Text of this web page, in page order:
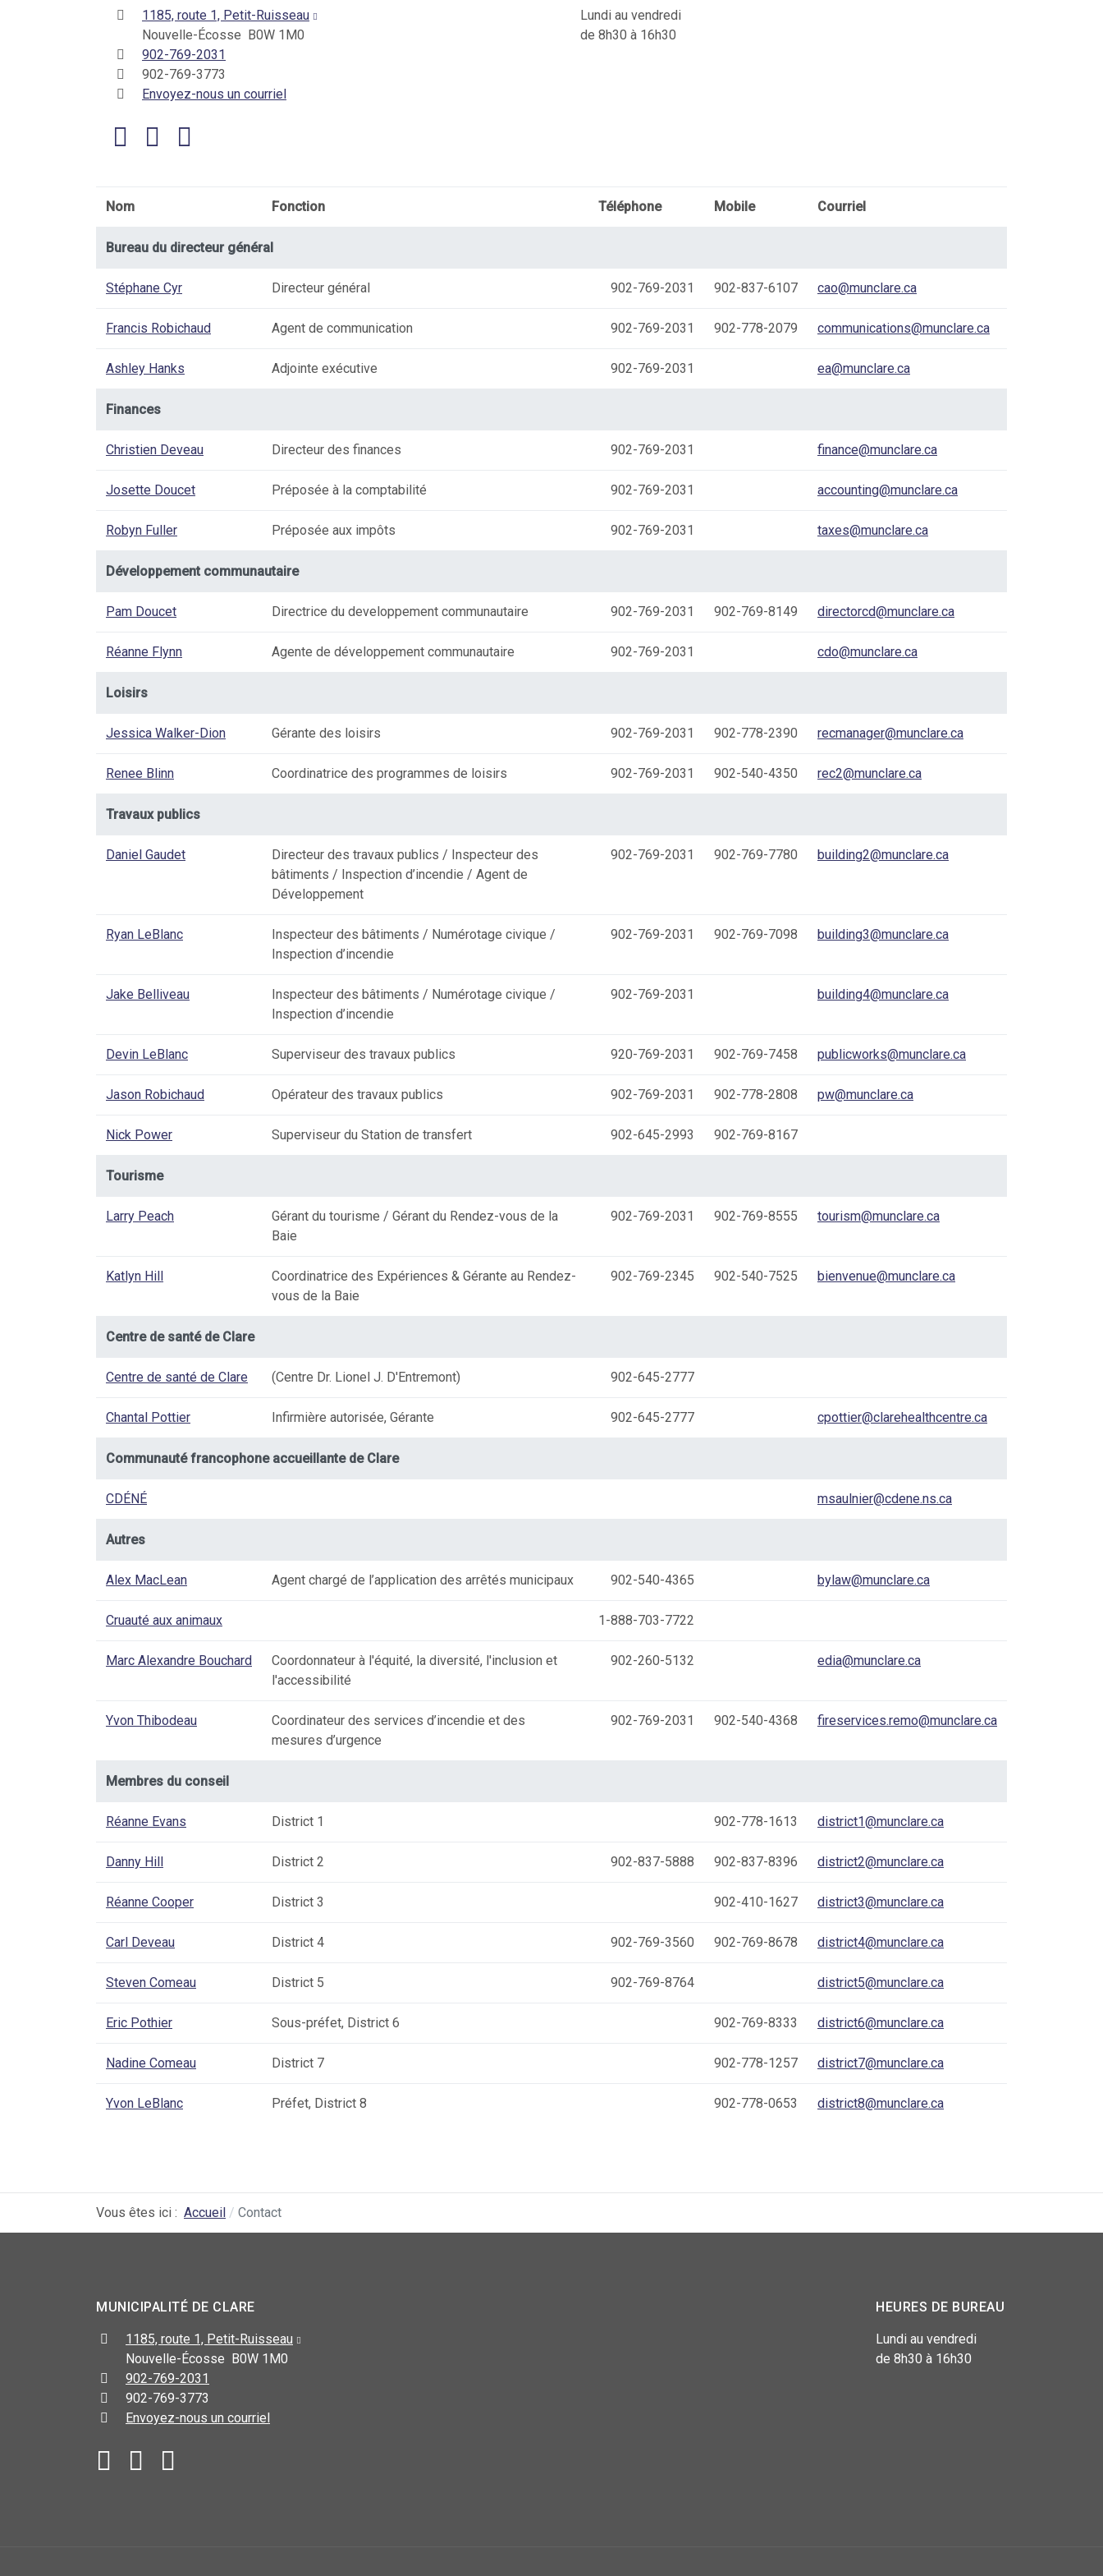
1185, route 1, Petit-Ruisseau
Nouvelle-Écosse B0W 1M0
902-769-2031
902-769-3773
Envoyez-nous un courriel
Lundi au vendredi
de 8h30 à 16h30
Nom Fonction Téléphone Mobile Courriel
Bureau du directeur général
Stéphane Cyr Directeur général 902-769-2031 902-837-6107 cao@munclare.ca
Francis Robichaud Agent de communication 902-769-2031 902-778-2079 communications@munclare.ca
Ashley Hanks Adjointe exécutive 902-769-2031 ea@munclare.ca
Finances
Christien Deveau Directeur des finances 902-769-2031 finance@munclare.ca
Josette Doucet Préposée à la comptabilité 902-769-2031 accounting@munclare.ca
Robyn Fuller Préposée aux impôts 902-769-2031 taxes@munclare.ca
Développement communautaire
Pam Doucet Directrice du developpement communautaire 902-769-2031 902-769-8149 directorcd@munclare.ca
Réanne Flynn Agente de développement communautaire 902-769-2031 cdo@munclare.ca
Loisirs
Jessica Walker-Dion Gérante des loisirs 902-769-2031 902-778-2390 recmanager@munclare.ca
Renee Blinn Coordinatrice des programmes de loisirs 902-769-2031 902-540-4350 rec2@munclare.ca
Travaux publics
Daniel Gaudet
Directeur des travaux publics / Inspecteur des
bâtiments / Inspection d’incendie / Agent de
Développement
902-769-2031 902-769-7780 building2@munclare.ca
Ryan LeBlanc
Inspecteur des bâtiments / Numérotage civique /
Inspection d’incendie
902-769-2031 902-769-7098 building3@munclare.ca
Jake Belliveau
Inspecteur des bâtiments / Numérotage civique /
Inspection d’incendie
902-769-2031 building4@munclare.ca
Devin LeBlanc Superviseur des travaux publics 920-769-2031 902-769-7458 publicworks@munclare.ca
Jason Robichaud Opérateur des travaux publics 902-769-2031 902-778-2808 pw@munclare.ca
Nick Power Superviseur du Station de transfert 902-645-2993 902-769-8167
Tourisme
Larry Peach
Gérant du tourisme / Gérant du Rendez-vous de la
Baie
902-769-2031 902-769-8555 tourism@munclare.ca
Katlyn Hill
Coordinatrice des Expériences & Gérante au Rendez-
vous de la Baie
902-769-2345 902-540-7525 bienvenue@munclare.ca
Centre de santé de Clare
Centre de santé de Clare (Centre Dr. Lionel J. D'Entremont) 902-645-2777
Chantal Pottier Infirmière autorisée, Gérante 902-645-2777 cpottier@clarehealthcentre.ca
Communauté francophone accueillante de Clare
CDÉNÉ msaulnier@cdene.ns.ca
Autres
Alex MacLean Agent chargé de l’application des arrêtés municipaux 902-540-4365 bylaw@munclare.ca
Cruauté aux animaux 1-888-703-7722
Marc Alexandre Bouchard
Coordonnateur à l'équité, la diversité, l'inclusion et
l'accessibilité
902-260-5132 edia@munclare.ca
Yvon Thibodeau
Coordinateur des services d’incendie et des
mesures d’urgence
902-769-2031 902-540-4368 fireservices.remo@munclare.ca
Membres du conseil
Réanne Evans District 1 902-778-1613 district1@munclare.ca
Danny Hill District 2 902-837-5888 902-837-8396 district2@munclare.ca
Réanne Cooper District 3 902-410-1627 district3@munclare.ca
Carl Deveau District 4 902-769-3560 902-769-8678 district4@munclare.ca
Steven Comeau District 5 902-769-8764 district5@munclare.ca
Eric Pothier Sous-préfet, District 6 902-769-8333 district6@munclare.ca
Nadine Comeau District 7 902-778-1257 district7@munclare.ca
Yvon LeBlanc Préfet, District 8 902-778-0653 district8@munclare.ca
Vous êtes ici : Accueil Contact
MUNICIPALITÉ DE CLARE
1185, route 1, Petit-Ruisseau
Nouvelle-Écosse B0W 1M0
902-769-2031
902-769-3773
Envoyez-nous un courriel
HEURES DE BUREAU
Lundi au vendredi
de 8h30 à 16h30